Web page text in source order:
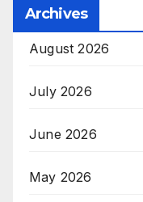
Archives
August 2026
July 2026
June 2026
May 2026